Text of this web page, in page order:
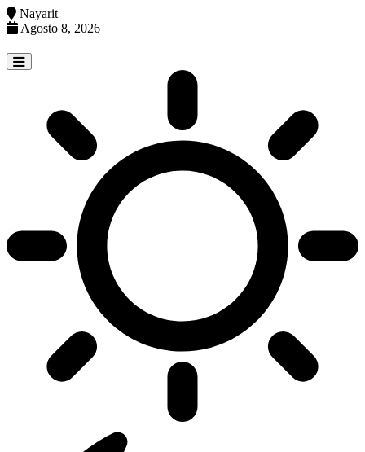
Nayarit
Agosto 8, 2026
to
content